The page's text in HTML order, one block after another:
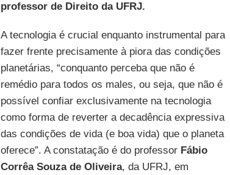
professor de Direito da UFRJ.
A tecnologia é crucial enquanto instrumental para
fazer frente precisamente à piora das condições
planetárias, “conquanto perceba que não é
remédio para todos os males, ou seja, que não é
possível confiar exclusivamente na tecnologia
como forma de reverter a decadência expressiva
das condições de vida (e boa vida) que o planeta
oferece”. A constatação é do professor Fábio
Corrêa Souza de Oliveira, da UFRJ, em